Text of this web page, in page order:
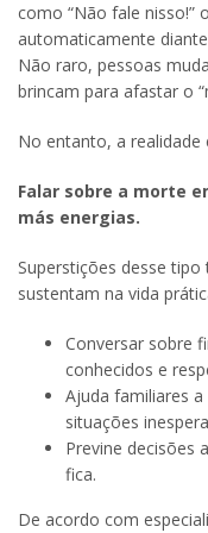
como “Não fale nisso!”
automaticamente
Não raro, pessoas
brincam para afastar o
No entanto, a realidade
Falar sobre a morte
más energias.
Superstições desse
sustentam na vida
Conversar sobre
conhecidos e
Ajuda familiares
situações
Previne decisões
fica.
De acordo com